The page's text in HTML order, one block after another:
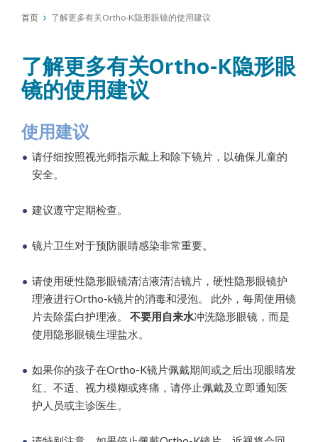
首页 了解更多有关Ortho-K隐形眼镜的使用建议
了解更多有关Ortho-K隐形眼
镜的使用建议
使用建议
请仔细按照视光师指示戴上和除下镜片，以确保儿童的
安全。
建议遵守定期检查。
镜片卫生对于预防眼睛感染非常重要。
请使用硬性隐形眼镜清洁液清洁镜片，硬性隐形眼镜护
理液进行Ortho-k镜片的消毒和浸泡。 此外，每周使用镜
片去除蛋白护理液。 不要用自来水冲洗隐形眼镜，而是
使用隐形眼镜生理盐水。
如果你的孩子在Ortho-K镜片佩戴期间或之后出现眼睛发
红、不适、视力模糊或疼痛，请停止佩戴及立即通知医
护人员或主诊医生。